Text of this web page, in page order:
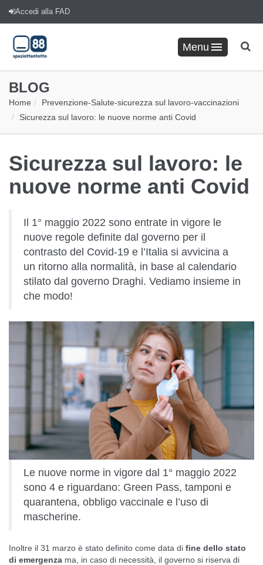
Accedi alla FAD
Menu
BLOG
Home Prevenzione-Salute-sicurezza sul lavoro-vaccinazioni
Sicurezza sul lavoro: le nuove norme anti Covid
Sicurezza sul lavoro: le
nuove norme anti Covid
Il 1° maggio 2022 sono entrate in vigore le
nuove regole definite dal governo per il
contrasto del Covid-19 e l’Italia si avvicina a
un ritorno alla normalità, in base al calendario
stilato dal governo Draghi. Vediamo insieme in
che modo!
Le nuove norme in vigore dal 1° maggio 2022
sono 4 e riguardano: Green Pass, tamponi e
quarantena, obbligo vaccinale e l’uso di
mascherine.
Inoltre il 31 marzo è stato definito come data di fine dello stato
di emergenza ma, in caso di necessità, il governo si riserva di